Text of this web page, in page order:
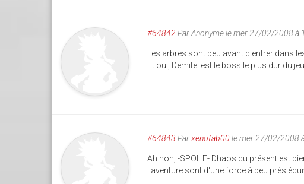
#64842 ParAnonymele mer 27/02/2008 à
Les arbres sont peu avant d'entrer dans
Et oui, Demitel est le boss le plus dur du
#64843 Parxenofab00 le mer 27/02/2008
Ah non, -SPOILE- Dhaos du présent est
l'aventure sont d'une force à peu près